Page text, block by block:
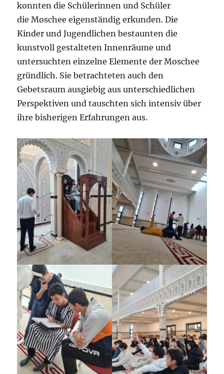
konnten die Schülerinnen und Schüler
die Moschee eigenständig erkunden. Die
Kinder und Jugendlichen bestaunten die
kunstvoll gestalteten Innenräume und
untersuchten einzelne Elemente der Moschee
gründlich. Sie betrachteten auch den
Gebetsraum ausgiebig aus unterschiedlichen
Perspektiven und tauschten sich intensiv über
ihre bisherigen Erfahrungen aus.